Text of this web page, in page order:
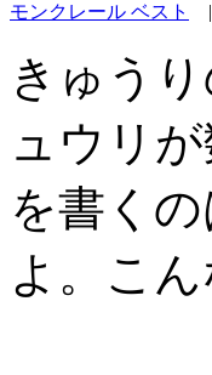
モンクレール ベスト
きゅう
ュウリ
を書く
よ。こ